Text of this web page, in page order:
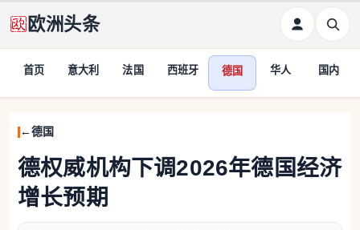
欧洲头条
首页 意大利 法国 西班牙 德国 华人 国内
德国
德权威机构下调2026年德国经济
增长预期